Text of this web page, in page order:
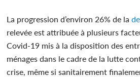
La progression d’environ 26% de la
relevée est attribuée à plusieurs
Covid-19 mis à la disposition des
ménages dans le cadre de la lutte
crise, même si sanitairement